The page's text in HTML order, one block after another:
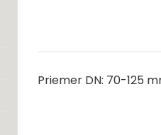
Priemer DN: 70-125